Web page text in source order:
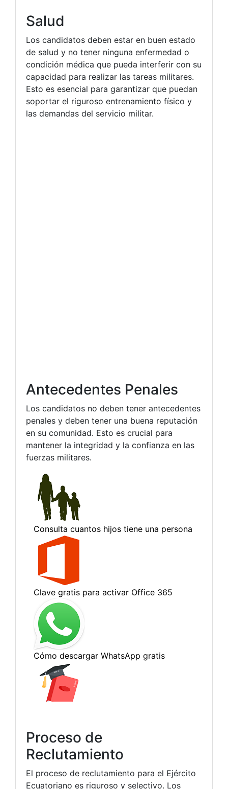
Salud
Los candidatos deben estar en buen estado
de salud y no tener ninguna enfermedad o
condición médica que pueda interferir con su
capacidad para realizar las tareas militares.
Esto es esencial para garantizar que puedan
soportar el riguroso entrenamiento físico y
las demandas del servicio militar.
Antecedentes Penales
Los candidatos no deben tener antecedentes
penales y deben tener una buena reputación
en su comunidad. Esto es crucial para
mantener la integridad y la confianza en las
fuerzas militares.
Proceso de
Reclutamiento
El proceso de reclutamiento para el Ejército
Ecuatoriano es riguroso y selectivo. Los